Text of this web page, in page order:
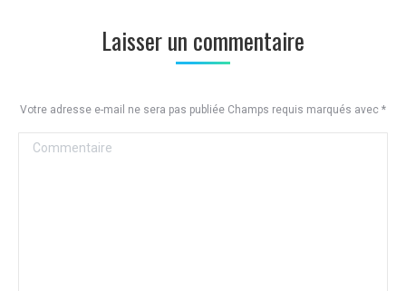
Laisser un commentaire
Votre adresse e-mail ne sera pas publiée Champs requis marqués avec *
Commentaire